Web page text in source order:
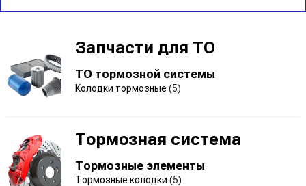
Запчасти для ТО
ТО тормозной системы
Колодки тормозные (5)
Тормозная система
Тормозные элементы
Тормозные колодки (5)